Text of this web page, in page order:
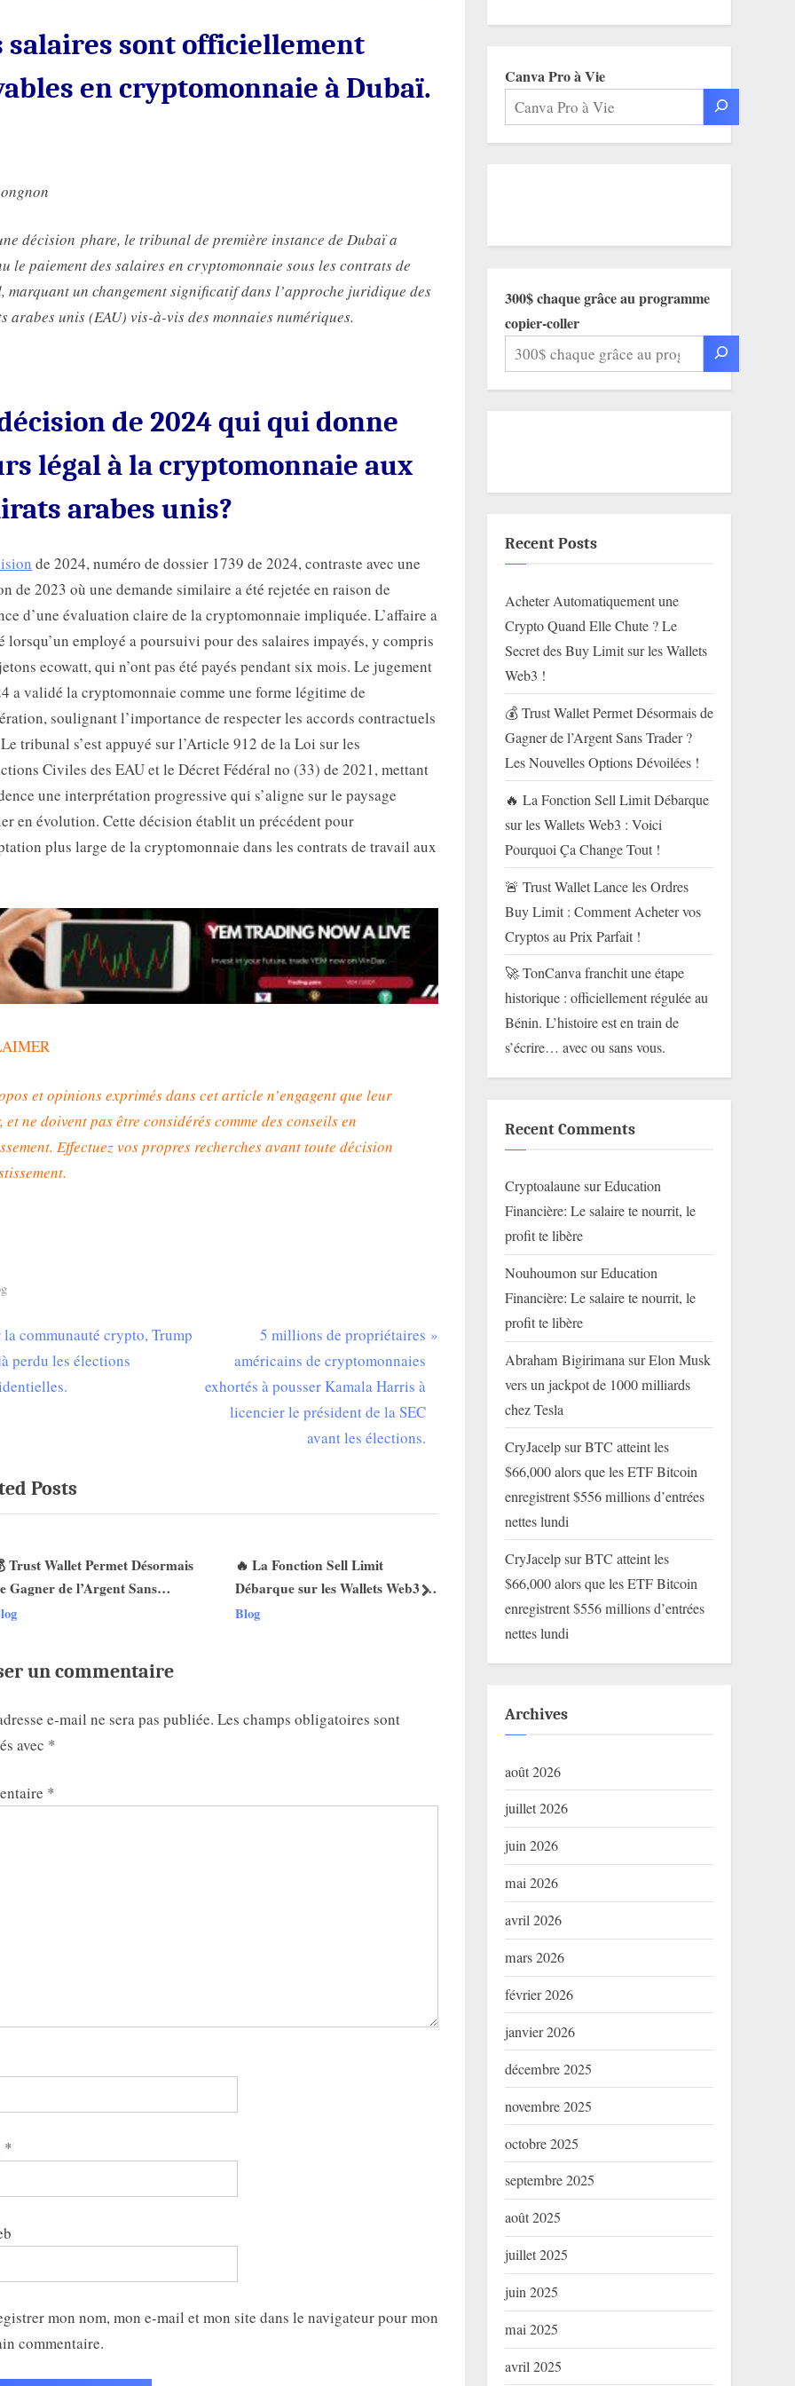
salaires sont officiellement
en cryptomonnaie à Dubaï.
décision phare, le tribunal de première instance de Dubaï a
le paiement des salaires en cryptomonnaie sous les contrats de
marquant un changement significatif dans l’approche juridique des
arabes unis (EAU) vis-à-vis des monnaies numériques.
de 2024 qui qui donne
légal à la cryptomonnaie aux
arabes unis?
de 2024, numéro de dossier 1739 de 2024, contraste avec une
de 2023 où une demande similaire a été rejetée en raison de
d’une évaluation claire de la cryptomonnaie impliquée. L’affaire a
lorsqu’un employé a poursuivi pour des salaires impayés, y compris
ecowatt, qui n’ont pas été payés pendant six mois. Le jugement
a validé la cryptomonnaie comme une forme légitime de
soulignant l’importance de respecter les accords contractuels
tribunal s’est appuyé sur l’Article 912 de la Loi sur les
Civiles des EAU et le Décret Fédéral no (33) de 2021, mettant
une interprétation progressive qui s’aligne sur le paysage
en évolution. Cette décision établit un précédent pour
plus large de la cryptomonnaie dans les contrats de travail aux
et opinions exprimés dans cet article n’engagent que leur
et ne doivent pas être considérés comme des conseils en
Effectuez vos propres recherches avant toute décision
.
la communauté crypto, Trump
perdu les élections
N
e
x
t
t
5 millions de propriétaires
américains de cryptomonnaies
exhortés à pousser Kamala Harris à
licencier le président de la SEC
avant les élections.
Posts
Trust Wallet Permet Désormais
Gagner de l’Argent Sans
? Les Nouvelles Options
🔥 La Fonction Sell Limit
Débarque sur les Wallets Web3 :
Voici Pourquoi Ça Change Tout !
Blog
🚨 Trust Wallet Lance les Ordres
Buy Limit : Comment Acheter vos
Cryptos au Prix Parfait !
next
un commentaire
e-mail ne sera pas publiée. Les champs obligatoires sont
avec *
*
*
mon nom, mon e-mail et mon site dans le navigateur pour mon
commentaire.
Canva Pro à Vie
300$ chaque grâce au programme
copier-coller
Recent Posts
Acheter Automatiquement une
Crypto Quand Elle Chute ? Le
Secret des Buy Limit sur les Wallets
Web3 !
💰 Trust Wallet Permet Désormais de
Gagner de l’Argent Sans Trader ?
Les Nouvelles Options Dévoilées !
🔥 La Fonction Sell Limit Débarque
sur les Wallets Web3 : Voici
Pourquoi Ça Change Tout !
🚨 Trust Wallet Lance les Ordres
Buy Limit : Comment Acheter vos
Cryptos au Prix Parfait !
🚀 TonCanva franchit une étape
historique : officiellement régulée au
Bénin. L’histoire est en train de
s’écrire… avec ou sans vous.
Recent Comments
CryptoalaunesurEducation
Financière: Le salaire te nourrit, le
profit te libère
NouhoumonsurEducation
Financière: Le salaire te nourrit, le
profit te libère
Abraham BigirimanasurElon Musk
vers un jackpot de 1000 milliards
chez Tesla
CryJacelpsurBTC atteint les
$66,000 alors que les ETF Bitcoin
enregistrent $556 millions d’entrées
nettes lundi
CryJacelpsurBTC atteint les
$66,000 alors que les ETF Bitcoin
enregistrent $556 millions d’entrées
nettes lundi
Archives
août 2026
juillet 2026
juin 2026
mai 2026
avril 2026
mars 2026
février 2026
janvier 2026
décembre 2025
novembre 2025
octobre 2025
septembre 2025
août 2025
juillet 2025
juin 2025
mai 2025
avril 2025